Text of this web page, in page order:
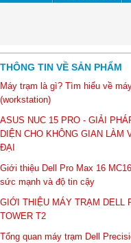
THÔNG TIN VỀ SẢN PHẨM
Máy trạm là gì? Tìm hiểu về
(workstation)
ASUS NUC 15 PRO - GIẢI
DIỆN CHO KHÔNG GIAN LÀM
ĐẠI
Giới thiệu Dell Pro Max 16
sức mạnh và độ tin cậy
GIỚI THIỆU MÁY TRẠM DELL
TOWER T2
Tổng quan máy trạm Dell